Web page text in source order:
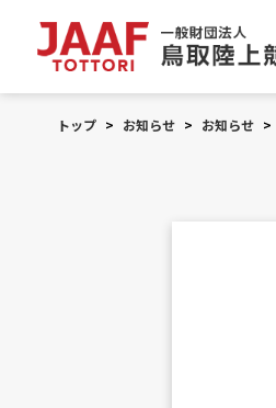
トップ > お知らせ > お知らせ >